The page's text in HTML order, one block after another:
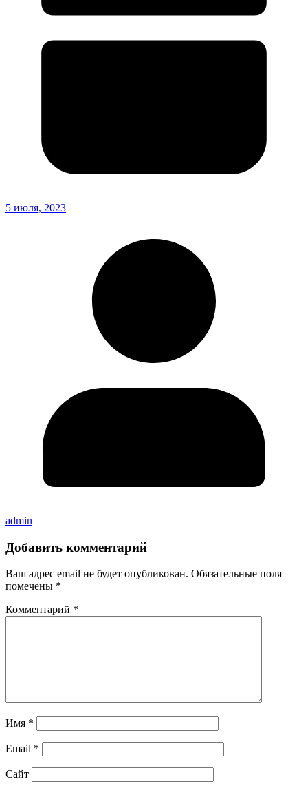
5 июля, 2023
admin
Добавить комментарий
Ваш адрес email не будет опубликован. Обязательные поля
помечены *
Комментарий *
Имя *
Email *
Сайт